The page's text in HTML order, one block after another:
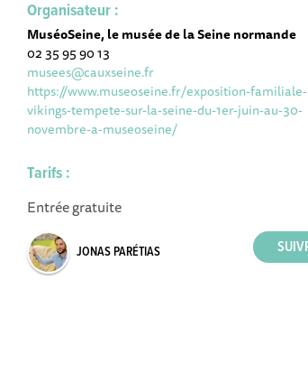
Organisateur :
MuséoSeine, le musée de la Seine normande
02 35 95 90 13
musees@cauxseine.fr
https://www.museoseine.fr/exposition-familiale-
vikings-tempete-sur-la-seine-du-1er-juin-au-30-
novembre-a-museoseine/
Tarifs :
Entrée gratuite
JONAS PARÉTIAS